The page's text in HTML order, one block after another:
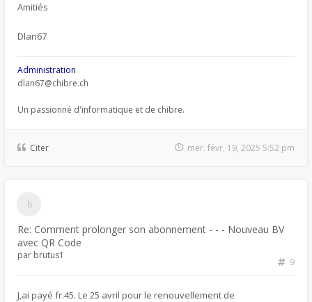
Amitiés
Dlan67
Administration
dlan67@chibre.ch
Un passionné d'informatique et de chibre.
Citer mer. févr. 19, 2025 5:52 pm
Re: Comment prolonger son abonnement - - - Nouveau BV
avec QR Code
9
par brutus1
J,ai payé fr.45. Le 25 avril pour le renouvellement de